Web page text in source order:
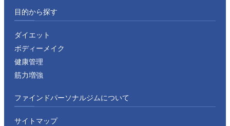
目的から探す
ダイエット
ボディーメイク
健康管理
筋力増強
ファインドパーソナルジムについて
サイトマップ